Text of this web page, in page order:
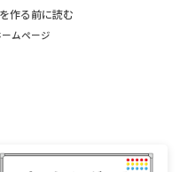
作る前に読む
ームページ